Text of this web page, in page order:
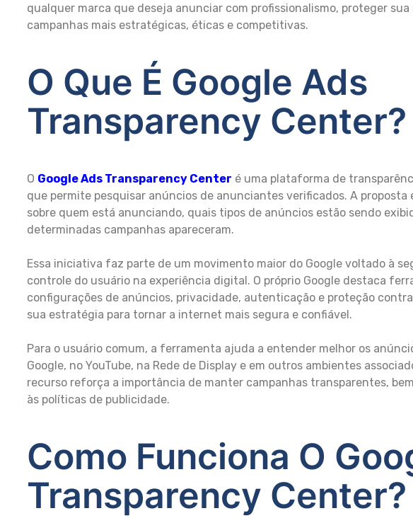
qualquer marca que deseja anunciar com profissionalismo, proteger
campanhas mais estratégicas, éticas e competitivas.
O Que É Google Ads
Transparency Center?
O Google Ads Transparency Center é uma plataforma de
que permite pesquisar anúncios de anunciantes verificados. A proposta
sobre quem está anunciando, quais tipos de anúncios estão sendo
determinadas campanhas apareceram.
Essa iniciativa faz parte de um movimento maior do Google voltado à
controle do usuário na experiência digital. O próprio Google destaca
configurações de anúncios, privacidade, autenticação e proteção
sua estratégia para tornar a internet mais segura e confiável.
Para o usuário comum, a ferramenta ajuda a entender melhor os
Google, no YouTube, na Rede de Display e em outros ambientes
recurso reforça a importância de manter campanhas transparentes,
às políticas de publicidade.
Como Funciona O
Transparency Center?